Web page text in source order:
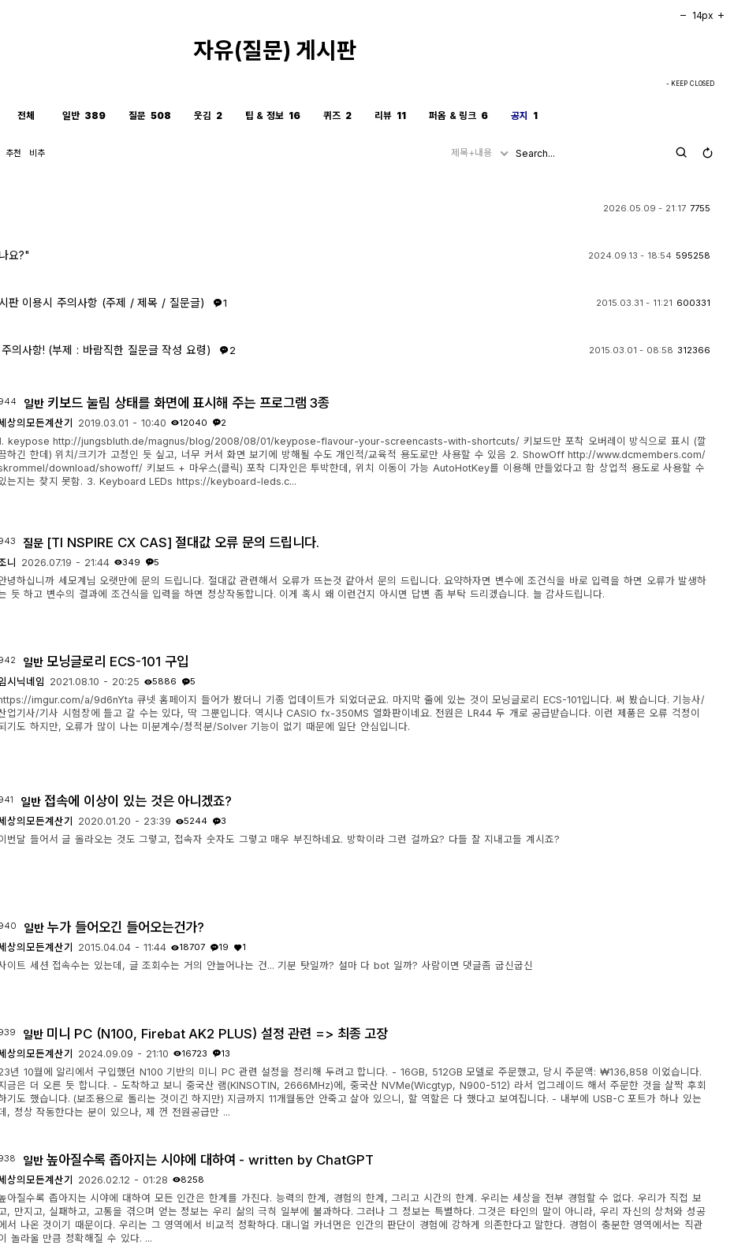
자유(질문) 게시판
14px
- KEEP CLOSED
전체 일반 389 질문 508 웃김 2 팁 & 정보 16 퀴즈 2 리뷰 11 퍼옴 & 링크 6 공지 1
추천 비추 제목+내용
2026.05.09 - 21:17 7755
요?" 2024.09.13 - 18:54 595258
판 이용시 주의사항 (주제 / 제목 / 질문글) 1 2015.03.31 - 11:21 600331
의사항! (부제 : 바람직한 질문글 작성 요령) 2 2015.03.01 - 08:58 312366
일반 키보드 눌림 상태를 화면에 표시해 주는 프로그램 3종
상의모든계산기 2019.03.01 - 10:40 12040 2
keypose http://jungsbluth.de/magnus/blog/2008/08/01/keypose-flavour-your-screencasts-with-shortcuts/ 키보드만 포착 오버레이 방식으로 표시 (깔
하긴 한데) 위치/크기가 고정인 듯 싶고, 너무 커서 화면 보기에 방해될 수도 개인적/교육적 용도로만 사용할 수 있음 2. ShowOff http://www.dcmembers.com/
download/showoff/ 키보드 + 마우스(클릭) 포착 디자인은 투박한데, 위치 이동이 가능 AutoHotKey를 이용해 만들었다고 함 상업적 용도로 사용할 수
는지는 찾지 못함. 3. Keyboard LEDs https://keyboard-leds.c...
질문 [TI NSPIRE CX CAS] 절대값 오류 문의 드립니다.
니 2026.07.19 - 21:44 349 5
녕하십니까 세모계님 오랫만에 문의 드립니다. 절대값 관련해서 오류가 뜨는것 같아서 문의 드립니다. 요약하자면 변수에 조건식을 바로 입력을 하면 오류가 발생하
듯 하고 변수의 결과에 조건식을 입력을 하면 정상작동합니다. 이게 혹시 왜 이런건지 아시면 답변 좀 부탁 드리겠습니다. 늘 감사드립니다.
일반 모닝글로리 ECS-101 구입
시닉네임 2021.08.10 - 20:25 5886 5
imgur.com/a/9d6nYta 큐넷 홈페이지 들어가 봤더니 기종 업데이트가 되었더군요. 마지막 줄에 있는 것이 모닝글로리 ECS-101입니다. 써 봤습니다. 기능사/
업기사/기사 시험장에 들고 갈 수는 있다, 딱 그뿐입니다. 역시나 CASIO fx-350MS 열화판이네요. 전원은 LR44 두 개로 공급받습니다. 이런 제품은 오류 걱정이
기도 하지만, 오류가 많이 나는 미분계수/정적분/Solver 기능이 없기 때문에 일단 안심입니다.
일반 접속에 이상이 있는 것은 아니겠죠?
상의모든계산기 2020.01.20 - 23:39 5244 3
번달 들어서 글 올라오는 것도 그렇고, 접속자 숫자도 그렇고 매우 부진하네요. 방학이라 그런 걸까요? 다들 잘 지내고들 계시죠?
일반누가 들어오긴 들어오는건가?
상의모든계산기 2015.04.04 - 11:44 18707 19 1
이트 세션 접속수는 있는데, 글 조회수는 거의 안늘어나는 건... 기분 탓일까? 설마 다 bot 일까? 사람이면 댓글좀 굽신굽신
일반 미니 PC (N100, Firebat AK2 PLUS) 설정 관련 => 최종 고장
상의모든계산기 2024.09.09 - 21:10 16723 13
년 10월에 알리에서 구입했던 N100 기반의 미니 PC 관련 설정을 정리해 두려고 합니다. - 16GB, 512GB 모델로 주문했고, 당시 주문액: ₩136,858 이었습니다.
금은 더 오른 듯 합니다. - 도착하고 보니 중국산 램(KINSOTIN, 2666MHz)에, 중국산 NVMe(Wicgtyp, N900-512) 라서 업그레이드 해서 주문한 것을 살짝 후회
기도 했습니다. (보조용으로 돌리는 것이긴 하지만) 지금까지 11개월동안 안죽고 살아 있으니, 할 역할은 다 했다고 보여집니다. - 내부에 USB-C 포트가 하나 있는
, 정상 작동한다는 분이 있으나, 제 껀 전원공급만 ...
일반높아질수록 좁아지는 시야에 대하여 - written by ChatGPT
상의모든계산기 2026.02.12 - 01:28 8258
아질수록 좁아지는 시야에 대하여 모든 인간은 한계를 가진다. 능력의 한계, 경험의 한계, 그리고 시간의 한계. 우리는 세상을 전부 경험할 수 없다. 우리가 직접 보
, 만지고, 실패하고, 고통을 겪으며 얻는 정보는 우리 삶의 극히 일부에 불과하다. 그러나 그 정보는 특별하다. 그것은 타인의 말이 아니라, 우리 자신의 상처와 성공
서 나온 것이기 때문이다. 우리는 그 영역에서 비교적 정확하다. 대니얼 카너먼은 인간의 판단이 경험에 강하게 의존한다고 말한다. 경험이 충분한 영역에서는 직관
놀라울 만큼 정확해질 수 있다. ...